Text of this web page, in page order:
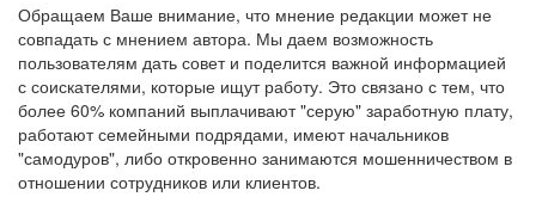
Обращаем Ваше внимание, что мнение редакции может не
совпадать с мнением автора. Мы даем возможность
пользователям дать совет и поделится важной информацией
с соискателями, которые ищут работу. Это связано с тем, что
более 60% компаний выплачивают "серую" заработную плату,
работают семейными подрядами, имеют начальников
"самодуров", либо откровенно занимаются мошенничеством в
отношении сотрудников или клиентов.